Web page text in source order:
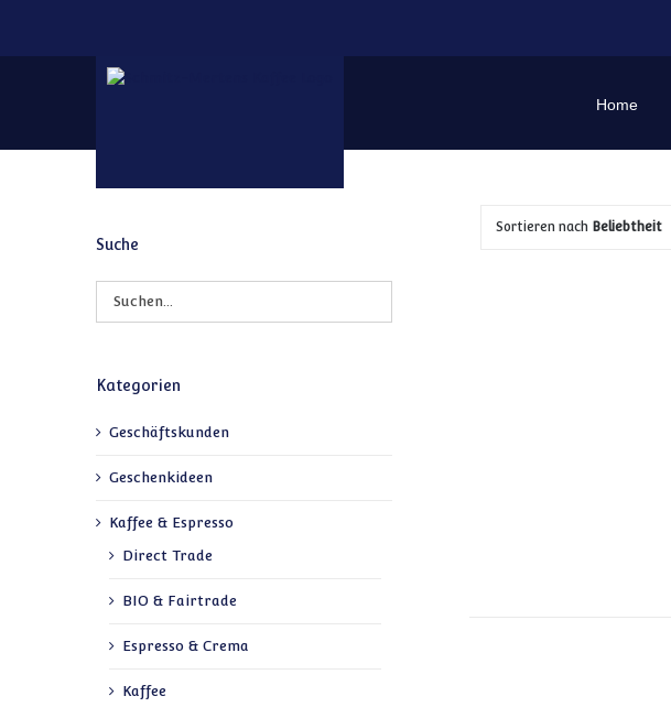
Home
Sortieren nach Beliebtheit
Suche
Kategorien
Geschäftskunden
Geschenkideen
Kaffee & Espresso
Direct Trade
BIO & Fairtrade
Espresso & Crema
Kaffee